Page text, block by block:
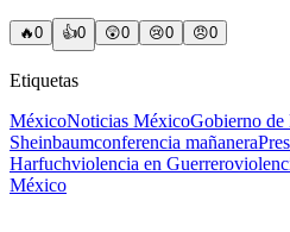
🔥0 👍0 😲0 😢0 😠0
Etiquetas
MéxicoNoticias MéxicoGobierno
Sheinbaumconferencia mañanera
Harfuchviolencia en Guerrero
México